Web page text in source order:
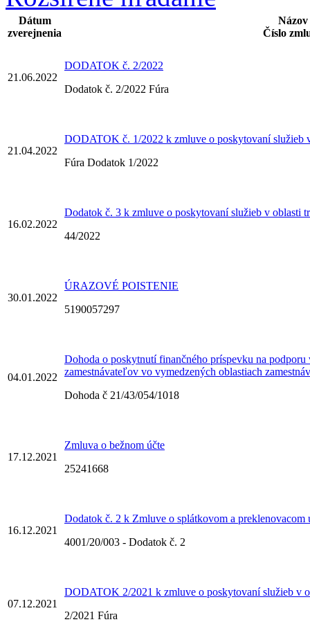
Dátum
zverejnenia
Názov
Číslo
21.06.2022
DODATOK č. 2/2022
Dodatok č. 2/2022 Fúra
21.04.2022
DODATOK č. 1/2022 k zmluve o poskytovaní služieb
Fúra Dodatok 1/2022
16.02.2022
Dodatok č. 3 k zmluve o poskytovaní služieb v oblasti
44/2022
30.01.2022
ÚRAZOVÉ POISTENIE
5190057297
04.01.2022
Dohoda o poskytnutí finančného príspevku na
zamestnávateľov vo vymedzených oblastiach
Dohoda č 21/43/054/1018
17.12.2021
Zmluva o bežnom účte
25241668
16.12.2021
Dodatok č. 2 k Zmluve o splátkovom a preklenovacom
4001/20/003 - Dodatok č. 2
07.12.2021
DODATOK 2/2021 k zmluve o poskytovaní služieb v
2/2021 Fúra